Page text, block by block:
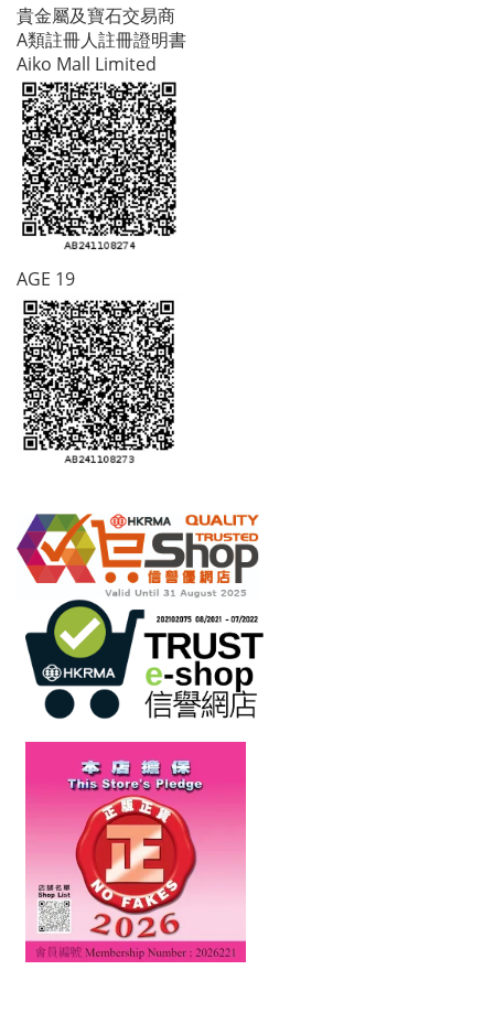
貴金屬及寶石交易商
A類註冊人註冊證明書
Aiko Mall Limited
AGE 19